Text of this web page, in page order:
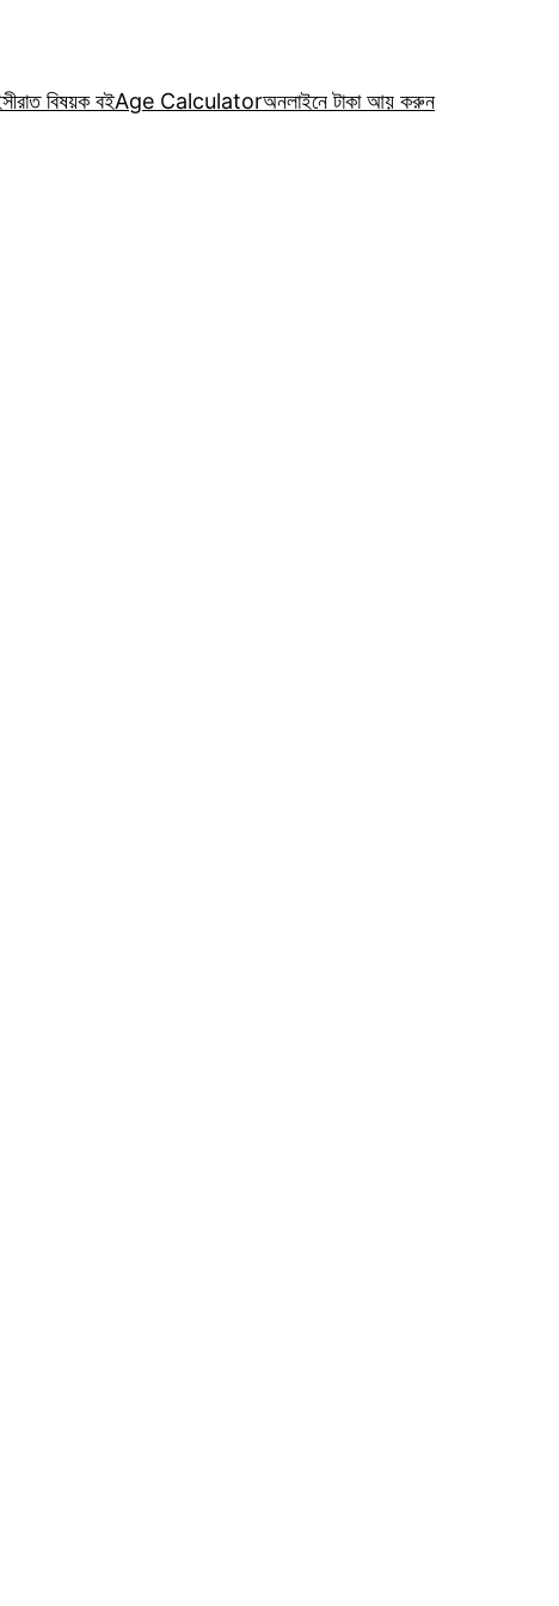
সীরাত বিষয়ক বইAge Calculatorঅনলাইনে টাকা আয় করুন